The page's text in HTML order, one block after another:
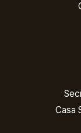
Casa